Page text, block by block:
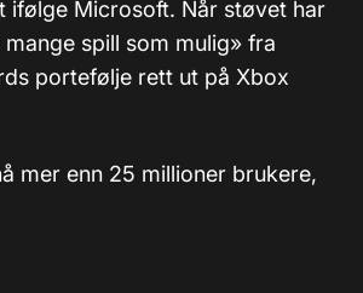
ifølge Microsoft. Når støvet har
spill som mulig» fra
portefølje rett ut på Xbox
mer enn 25 millioner brukere,